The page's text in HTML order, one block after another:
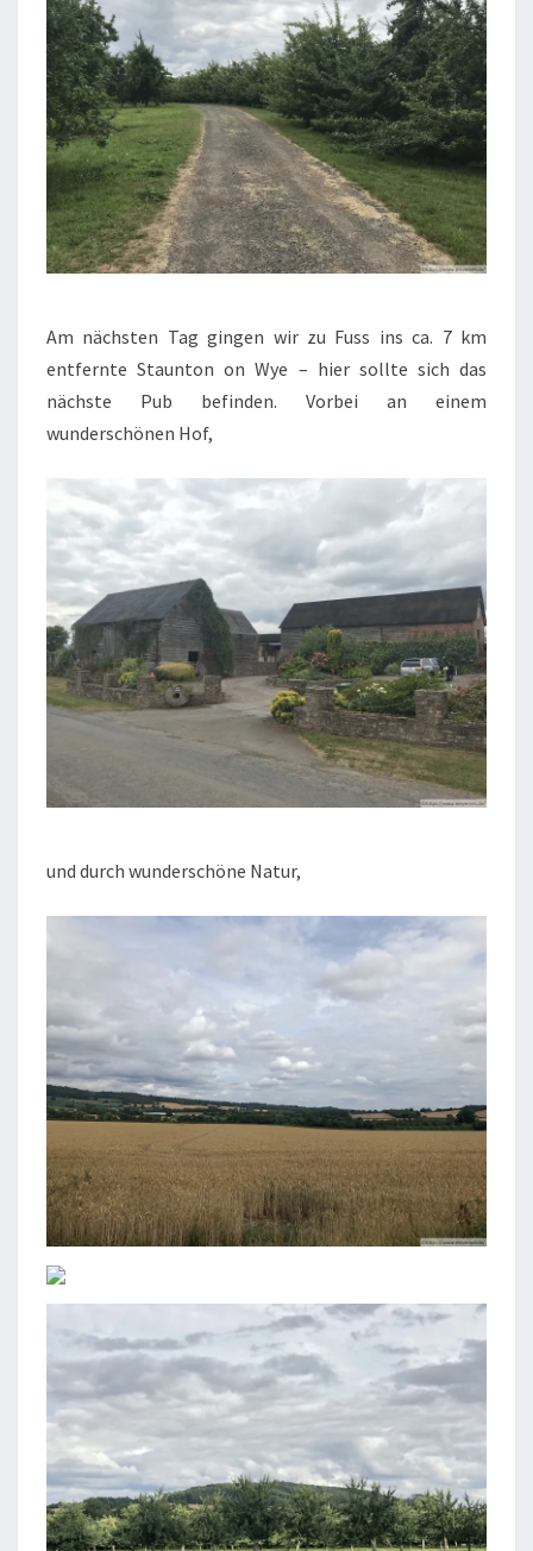
Am nächsten Tag gingen wir zu Fuss ins ca. 7 km
entfernte Staunton on Wye – hier sollte sich das
nächste Pub befinden. Vorbei an einem
wunderschönen Hof,
und durch wunderschöne Natur,